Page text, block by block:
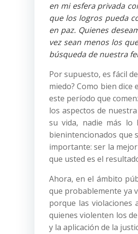
en mi esfera privada
que los logros pueda
en paz. Quienes
vez sean menos los
búsqueda de nuestra
Por supuesto, es fácil
miedo? Como bien
este período que
los aspectos de
su vida, nadie más
bienintencionados que
importante: ser la
que usted es el
Ahora, en el ámbito
que probablemente ya
porque las violaciones
quienes violenten los
y la aplicación de la